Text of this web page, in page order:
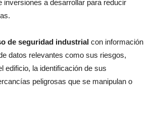
inversiones a desarrollar para reducir
de seguridad industrial con información
datos relevantes como sus riesgos,
edificio, la identificación de sus
peligrosas que se manipulan o